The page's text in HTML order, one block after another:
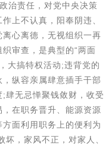
治责任，对党中央决策
上不认真，阳奉阴违、
心离德，无视组织一再
审查，是典型的“两面
大搞特权活动;违背党的
纵容亲属肆意插手干部
肆无忌惮聚钱敛财，收受
在职务晋升、能源资源
面利用职务上的便利为
，家风不正，对家人、